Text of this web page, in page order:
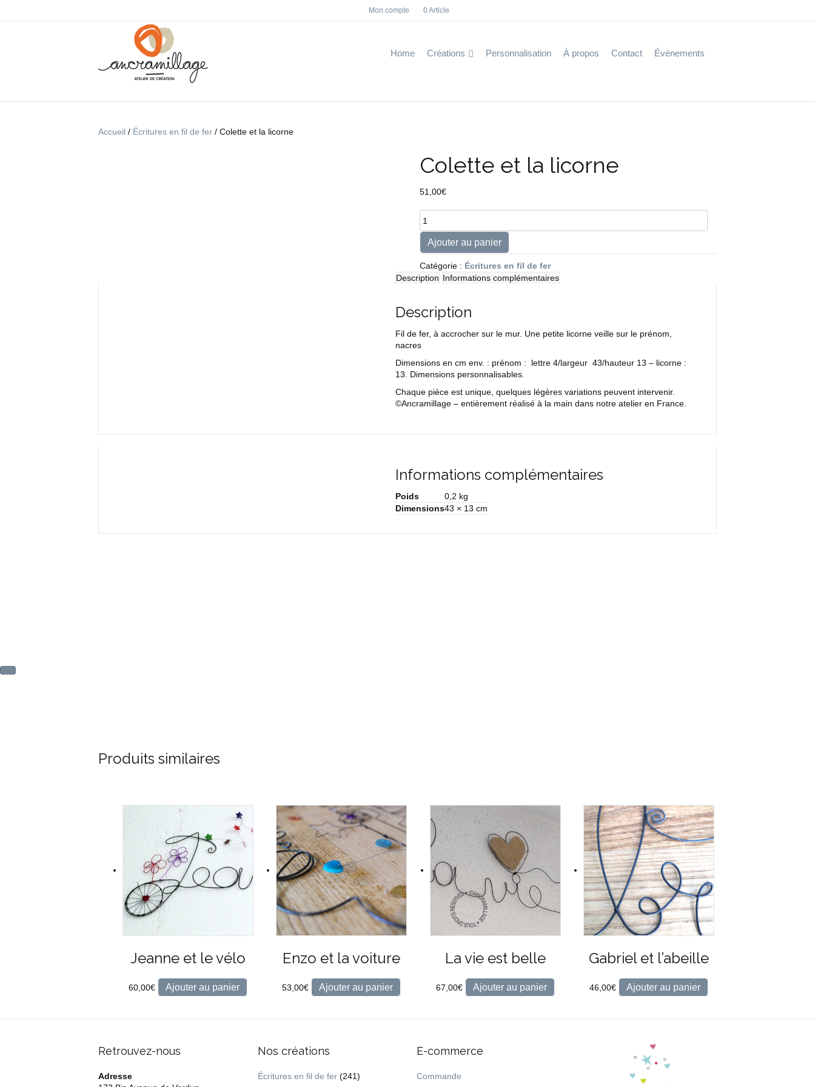
a
n
Mon compte 0 Article
Home Créations Personnalisation À propos Contact Évènements
Accueil / Écritures en fil de fer / Colette et la licorne
Colette et la licorne
51,00€
quantité
de
Colette
et
la
licorne
Ajouter au panier
Catégorie : Écritures en fil de fer
Description Informations complémentaires
Description
Fil de fer, à accrocher sur le mur. Une petite licorne veille sur le prénom,
nacres
Dimensions en cm env. : prénom : lettre 4/largeur 43/hauteur 13 – licorne :
13. Dimensions personnalisables.
Chaque pièce est unique, quelques légères variations peuvent intervenir.
©Ancramillage – entièrement réalisé à la main dans notre atelier en France.
Informations complémentaires
Poids
0,2 kg
Dimensions43 × 13 cm
Produits similaires
Jeanne et le vélo
60,00€ Ajouter au panier
Enzo et la voiture
53,00€ Ajouter au panier
La vie est belle
67,00€ Ajouter au panier
Gabriel et l’abeille
46,00€ Ajouter au panier
Retrouvez-nous
Adresse
Nos créations
Écritures en fil de fer (241)
E-commerce
Commande